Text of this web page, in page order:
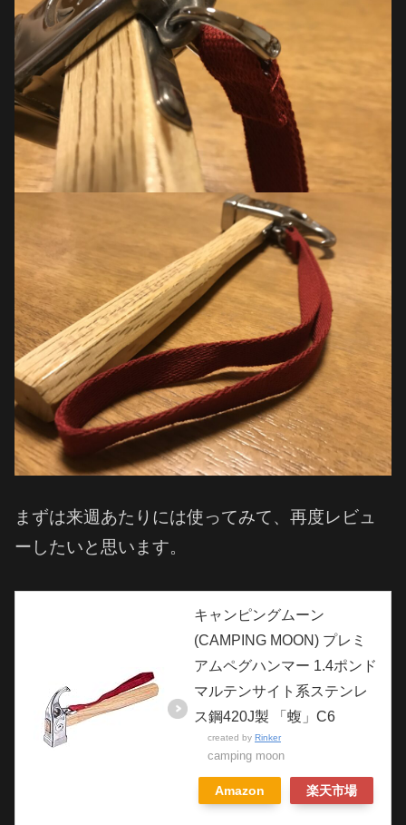
まずは来週あたりには使ってみて、再度レビュ
ーしたいと思います。
キャンピングムーン
(CAMPING MOON) プレミ
アムペグハンマー 1.4ポンド
マルテンサイト系ステンレ
ス鋼420J製 「蝮」C6
created by Rinker
camping moon
Amazon 楽天市場